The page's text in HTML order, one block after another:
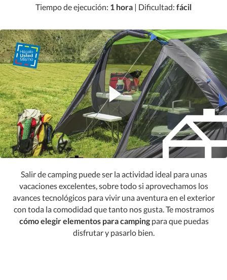
Tiempo de ejecución: 1 hora | Dificultad: fácil
Salir de camping puede ser la actividad ideal para unas
vacaciones excelentes, sobre todo si aprovechamos los
avances tecnológicos para vivir una aventura en el exterior
con toda la comodidad que tanto nos gusta. Te mostramos
cómo elegir elementos para campingpara que puedas
disfrutar y pasarlo bien.